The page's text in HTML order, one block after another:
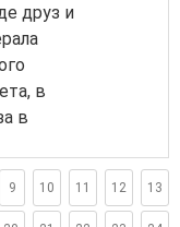
друз и
в
в
9 10 11 12 13